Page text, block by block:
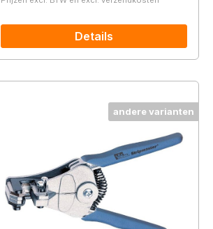
Details
andere varianten